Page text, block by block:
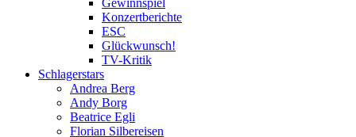
Gewinnspiel
Konzertberichte
ESC
Glückwunsch!
TV-Kritik
Schlagerstars
Andrea Berg
Andy Borg
Beatrice Egli
Florian Silbereisen